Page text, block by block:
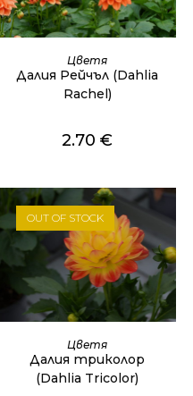
ОЩЕ
Цветя
Далия Рейчъл (Dahlia
Rachel)
2.70€
OUT OF STOCK
ОЩЕ
Цветя
Далия триколор
(Dahlia Tricolor)